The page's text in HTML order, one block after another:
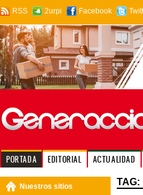
RSS 2urpi Facebook
PORTADA EDITORIAL ACTUALIDAD
Nuestros sitios TAG: